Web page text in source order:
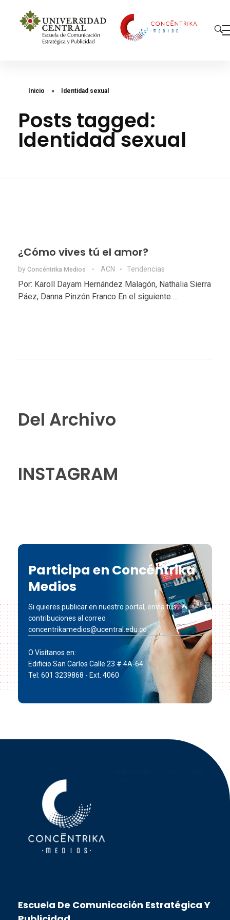
Inicio » Identidad sexual
Posts tagged:
Identidad sexual
¿Cómo vives tú el amor?
by Concéntrika Medios ACN Tendencias
Por: Karoll Dayam Hernández Malagón, Nathalia Sierra
Páez, Danna Pinzón Franco En el siguiente ...
Del Archivo
INSTAGRAM
Participa en Concéntrika
Medios
Si quieres publicar en nuestro portal, envía tus
contribuciones al correo
concentrikamedios@ucentral.edu.co
O Visítanos en:
Edificio San Carlos Calle 23 # 4A-64
Tel: 601 3239868 - Ext. 4060
Escuela De Comunicación Estratégica Y